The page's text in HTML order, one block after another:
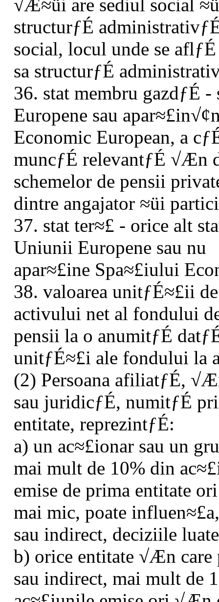
√Æ≈üi are sediul social
structurƒÉ
social, locul unde se
sa structurƒÉ
36. stat membru gazdƒÉ
Europene sau
Economic European, a
muncƒÉ relevantƒÉ √Æn
schemelor de pensii
dintre angajator ≈üi
37. stat ter≈£ - orice alt
Uniunii Europene sau nu
apar≈£ine Spa≈£iului
38. valoarea unitƒÉ≈£ii
activului net al fondului
pensii la o anumitƒÉ
unitƒÉ≈£i ale fondului la
(2) Persoana afiliatƒÉ,
sau juridicƒÉ, numitƒÉ
entitate, reprezintƒÉ:
a) un ac≈£ionar sau un
mai mult de 10% din
emise de prima entitate
mai mic, poate
sau indirect, deciziile
b) orice entitate √Æn care
sau indirect, mai mult de